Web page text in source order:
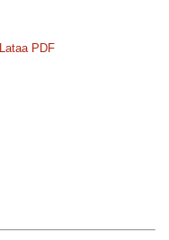
Lataa PDF